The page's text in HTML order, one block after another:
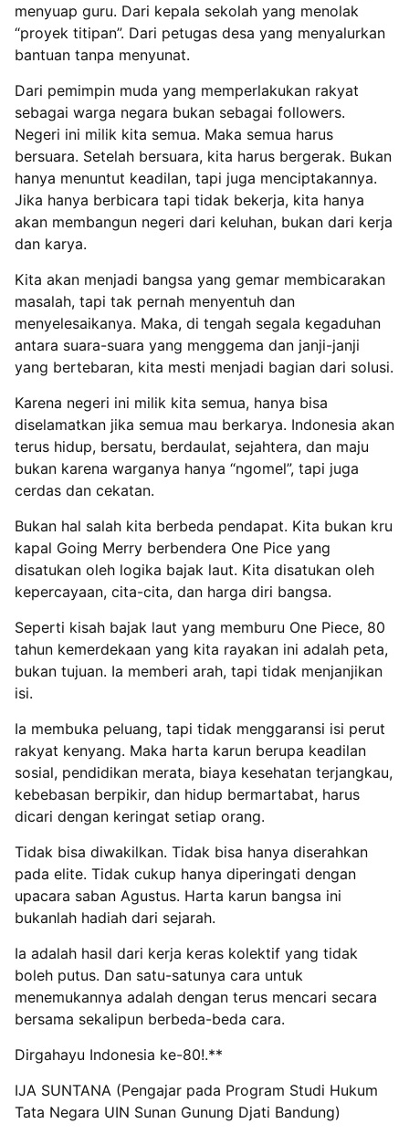
menyuap guru. Dari kepala sekolah yang menolak
“proyek titipan”. Dari petugas desa yang menyalurkan
bantuan tanpa menyunat.
Dari pemimpin muda yang memperlakukan rakyat
sebagai warga negara bukan sebagai followers.
Negeri ini milik kita semua. Maka semua harus
bersuara. Setelah bersuara, kita harus bergerak. Bukan
hanya menuntut keadilan, tapi juga menciptakannya.
Jika hanya berbicara tapi tidak bekerja, kita hanya
akan membangun negeri dari keluhan, bukan dari kerja
dan karya.
Kita akan menjadi bangsa yang gemar membicarakan
masalah, tapi tak pernah menyentuh dan
menyelesaikanya. Maka, di tengah segala kegaduhan
antara suara-suara yang menggema dan janji-janji
yang bertebaran, kita mesti menjadi bagian dari solusi.
Karena negeri ini milik kita semua, hanya bisa
diselamatkan jika semua mau berkarya. Indonesia akan
terus hidup, bersatu, berdaulat, sejahtera, dan maju
bukan karena warganya hanya “ngomel”, tapi juga
cerdas dan cekatan.
Bukan hal salah kita berbeda pendapat. Kita bukan kru
kapal Going Merry berbendera One Pice yang
disatukan oleh logika bajak laut. Kita disatukan oleh
kepercayaan, cita-cita, dan harga diri bangsa.
Seperti kisah bajak laut yang memburu One Piece, 80
tahun kemerdekaan yang kita rayakan ini adalah peta,
bukan tujuan. Ia memberi arah, tapi tidak menjanjikan
isi.
Ia membuka peluang, tapi tidak menggaransi isi perut
rakyat kenyang. Maka harta karun berupa keadilan
sosial, pendidikan merata, biaya kesehatan terjangkau,
kebebasan berpikir, dan hidup bermartabat, harus
dicari dengan keringat setiap orang.
Tidak bisa diwakilkan. Tidak bisa hanya diserahkan
pada elite. Tidak cukup hanya diperingati dengan
upacara saban Agustus. Harta karun bangsa ini
bukanlah hadiah dari sejarah.
Ia adalah hasil dari kerja keras kolektif yang tidak
boleh putus. Dan satu-satunya cara untuk
menemukannya adalah dengan terus mencari secara
bersama sekalipun berbeda-beda cara.
Dirgahayu Indonesia ke-80!.**
IJA SUNTANA (Pengajar pada Program Studi Hukum
Tata Negara UIN Sunan Gunung Djati Bandung)